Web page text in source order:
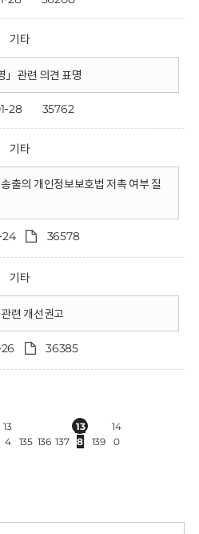
기타
」관련 의견 표명
28 35762
기타
출의 개인정보보호법 저촉 여부 질
24 36578
기타
련 개선권고
36385
13
4
135 136 137
13
8
139
14
0